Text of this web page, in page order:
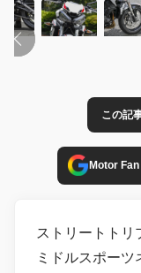
この記
Motor
ストリートトリ
ミドルスポーツ